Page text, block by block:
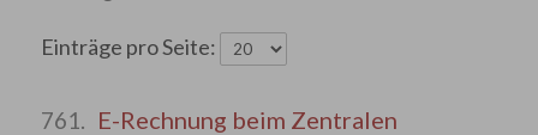
Einträge pro Seite:
761. E-Rechnung beim Zentralen